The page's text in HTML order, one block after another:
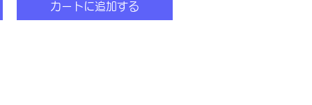
カートに追加する